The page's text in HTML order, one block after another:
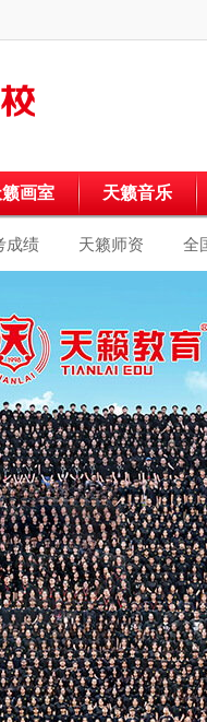
画室 天籁音乐
成绩 天籁师资 全